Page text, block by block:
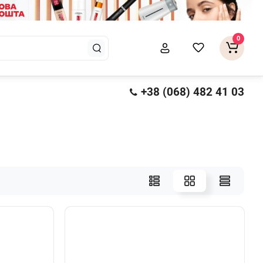
0
+38 (068) 482 41 03